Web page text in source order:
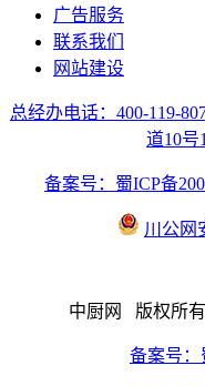
广告服务
联系我们
网站建设
总经办电话：400-119-
道10
备案号：蜀ICP备
川公网
中厨网 版权所有
备案号：